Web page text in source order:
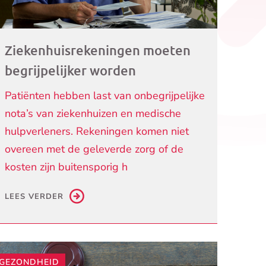
Ziekenhuisrekeningen moeten
begrijpelijker worden
Patiënten hebben last van onbegrijpelijke
nota’s van ziekenhuizen en medische
hulpverleners. Rekeningen komen niet
overeen met de geleverde zorg of de
kosten zijn buitensporig h
LEES VERDER